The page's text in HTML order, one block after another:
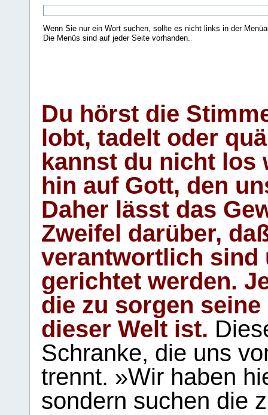
Wenn Sie nur ein Wort suchen, sollte es nicht links in der
Die Menüs sind auf jeder Seite vorhanden..
Du hörst die
lobt, tadelt oder
kannst du nicht los
hin auf Gott, den
Daher lässt das
Zweifel darüber,
verantwortlich sind
gerichtet werden.
die zu sorgen
dieser Welt ist.
Schranke, die uns
trennt. »Wir haben
sondern suchen die